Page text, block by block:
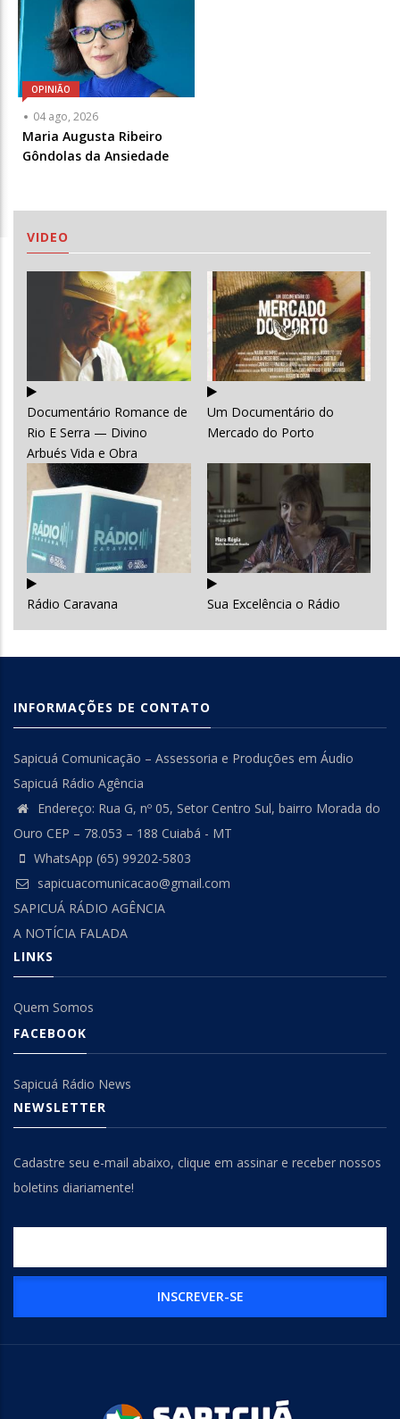
OPINIÃO
04 ago, 2026
Articulista
ou
Chamada
Maria Augusta Ribeiro
Gôndolas da Ansiedade
VIDEO
Documentário Romance de
Rio E Serra — Divino
Arbués Vida e Obra
Um Documentário do
Mercado do Porto
Rádio Caravana Sua Excelência o Rádio
INFORMAÇÕES DE CONTATO
Sapicuá Comunicação – Assessoria e Produções em Áudio
Sapicuá Rádio Agência
Endereço: Rua G, nº 05, Setor Centro Sul, bairro Morada do
Ouro CEP – 78.053 – 188 Cuiabá - MT
WhatsApp (65) 99202-5803
sapicuacomunicacao@gmail.com
SAPICUÁ RÁDIO AGÊNCIA
A NOTÍCIA FALADA
LINKS
Quem Somos
FACEBOOK
Sapicuá Rádio News
NEWSLETTER
Cadastre seu e-mail abaixo, clique em assinar e receber nossos
boletins diariamente!